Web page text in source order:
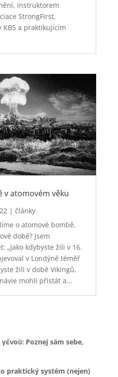
instruktorem
StrongFirst,
KB5 a praktikujícím
v atomovém věku
| články
o atomové bombě.
době? Jsem
„Jako kdybyste žili v 16.
v Londýně téměř
žili v době Vikingů,
mohli přistát a...
Poznej sám sebe,
praktický systém (nejen)